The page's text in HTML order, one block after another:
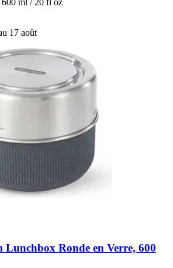
600 ml / 20 fl oz
17 août
Lunchbox Ronde en Verre, 600